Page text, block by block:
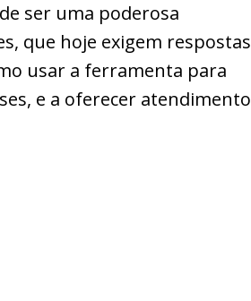
ser uma poderosa
que hoje exigem respostas
usar a ferramenta para
e a oferecer atendimento